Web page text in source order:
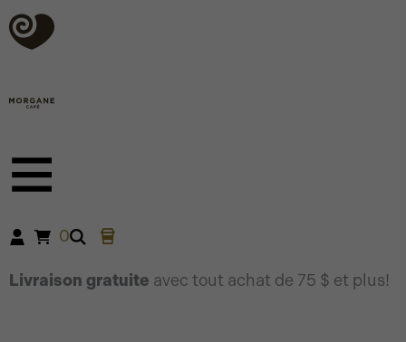
Aller
au
0
Livraison gratuite avec tout achat de 75 $ et plus!